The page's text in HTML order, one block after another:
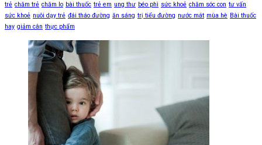
trẻ chăm trẻ chăm lo bài thuốc trẻ em ung thư béo phì sức khoẻ chăm sóc con tư vấn
sức khoẻ nuôi dạy trẻ đái tháo đường ăn sáng trị tiểu đường nước mát mùa hè Bài thuốc
hay giảm cân thực phẩm